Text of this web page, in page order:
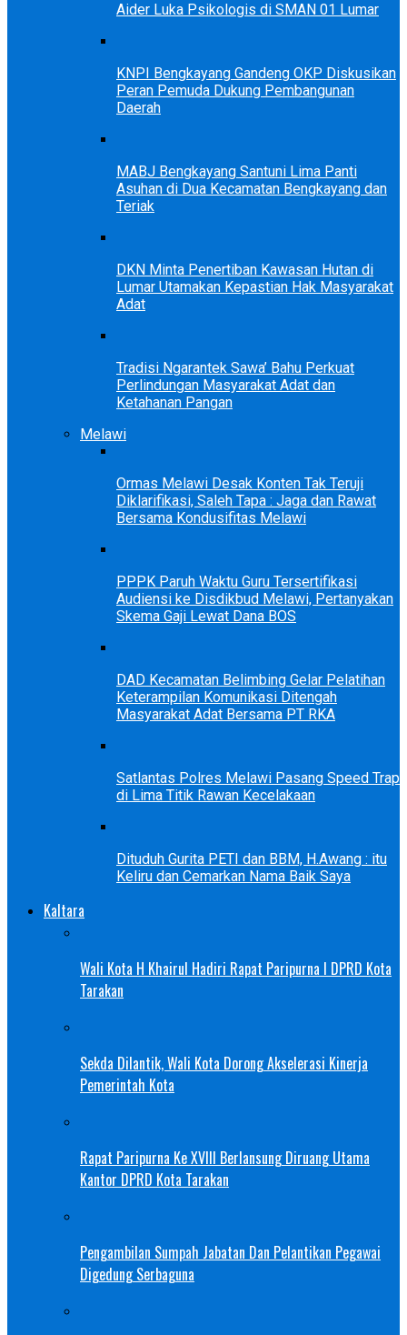
Aider Luka Psikologis di SMAN 01 Lumar
KNPI Bengkayang Gandeng OKP Diskusikan
Peran Pemuda Dukung Pembangunan
Daerah
MABJ Bengkayang Santuni Lima Panti
Asuhan di Dua Kecamatan Bengkayang dan
Teriak
DKN Minta Penertiban Kawasan Hutan di
Lumar Utamakan Kepastian Hak Masyarakat
Adat
Tradisi Ngarantek Sawa’ Bahu Perkuat
Perlindungan Masyarakat Adat dan
Ketahanan Pangan
Melawi
Ormas Melawi Desak Konten Tak Teruji
Diklarifikasi, Saleh Tapa : Jaga dan Rawat
Bersama Kondusifitas Melawi
PPPK Paruh Waktu Guru Tersertifikasi
Audiensi ke Disdikbud Melawi, Pertanyakan
Skema Gaji Lewat Dana BOS
DAD Kecamatan Belimbing Gelar Pelatihan
Keterampilan Komunikasi Ditengah
Masyarakat Adat Bersama PT RKA
Satlantas Polres Melawi Pasang Speed Trap
di Lima Titik Rawan Kecelakaan
Dituduh Gurita PETI dan BBM, H.Awang : itu
Keliru dan Cemarkan Nama Baik Saya
Kaltara
Wali Kota H Khairul Hadiri Rapat Paripurna I DPRD Kota
Tarakan
Sekda Dilantik, Wali Kota Dorong Akselerasi Kinerja
Pemerintah Kota
Rapat Paripurna Ke XVIII Berlansung Diruang Utama
Kantor DPRD Kota Tarakan
Pengambilan Sumpah Jabatan Dan Pelantikan Pegawai
Digedung Serbaguna